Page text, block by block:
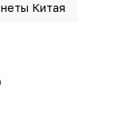
Китая